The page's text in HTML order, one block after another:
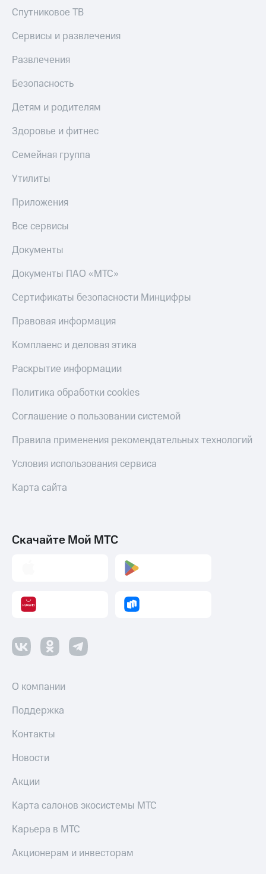
Спутниковое ТВ
Сервисы и развлечения
Развлечения
Безопасность
Детям и родителям
Здоровье и фитнес
Семейная группа
Утилиты
Приложения
Все сервисы
Документы
Документы ПАО «МТС»
Сертификаты безопасности Минцифры
Правовая информация
Комплаенс и деловая этика
Раскрытие информации
Политика обработки cookies
Соглашение о пользовании системой
Правила применения рекомендательных технологий
Условия использования сервиса
Карта сайта
Скачайте Мой МТС
О компании
Поддержка
Контакты
Новости
Акции
Карта салонов экосистемы МТС
Карьера в МТС
Акционерам и инвесторам